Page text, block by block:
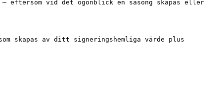
vid det ögonblick en säsong skapas eller
skapas av ditt signeringshemliga värde plus